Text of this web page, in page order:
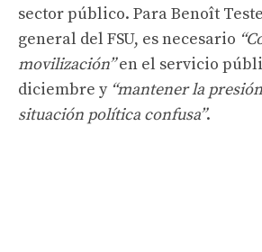
sector público. Para Benoît
general del FSU, es necesario
movilización”en el servicio
diciembre y “mantener la
situación política confusa”.